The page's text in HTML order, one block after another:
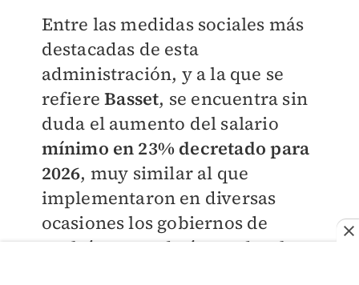
Entre las medidas sociales más
destacadas de esta
administración, y a la que se
refiereBasset, se encuentra sin
duda el aumento del salario
mínimo en 23% decretado para
2026, muy similar al que
implementaron en diversas
ocasiones los gobiernos de
Andrés Manuel López Obrador